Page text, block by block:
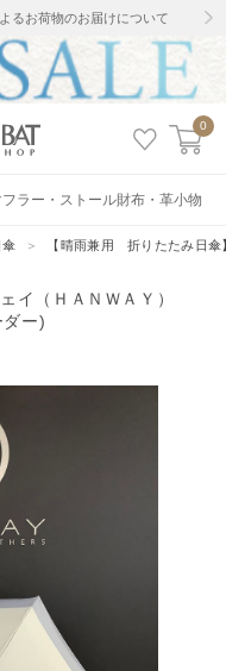
るお荷物のお届けについて
0
フラー・ストール財布・革小物
傘 ＞ 【晴雨兼用 折りたたみ日
イ（ＨＡＮＷＡＹ）
ー)